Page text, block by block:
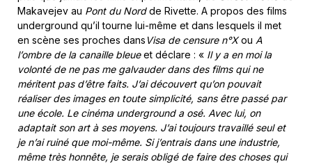
Makavejev au Pont du Nordde Rivette. A propos des films
underground qu’il tourne lui-même et dans lesquels il met
en scène ses proches dans Visa de censure n°Xou A
l’ombre de la canaille bleueet déclare : « Il y a en moi la
volonté de ne pas me galvauder dans des films qui ne
méritent pas d’être faits. J’ai découvert qu’on pouvait
réaliser des images en toute simplicité, sans être passé par
une école. Le cinéma underground a osé. Avec lui, on
adaptait son art à ses moyens. J’ai toujours travaillé seul et
je n’ai ruiné que moi-même. Si j’entrais dans une industrie,
même très honnête, je serais obligé de faire des choses qui